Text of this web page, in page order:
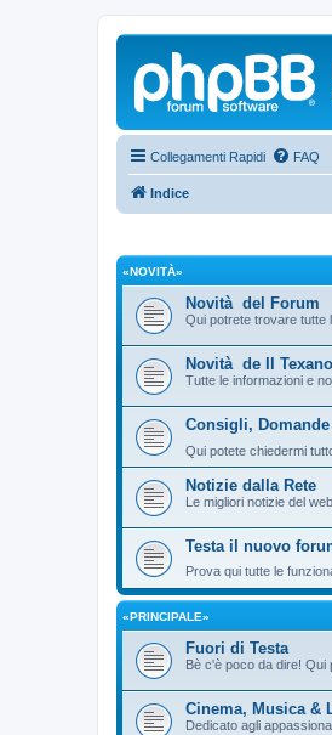
Collegamenti Rapidi FAQ
Indice
«NOVITÀ»
Novità del Forum
Qui potrete trovare tutte
Novità de Il Texano
Tutte le informazioni e
Consigli,
Qui potete chiedermi
Notizie dalla Rete
Le migliori notizie del
Testa il nuovo
Prova qui tutte le
«PRINCIPALE»
Fuori di Testa
Bè c'è poco da dire! Qui
Cinema, Musica &
Dedicato agli